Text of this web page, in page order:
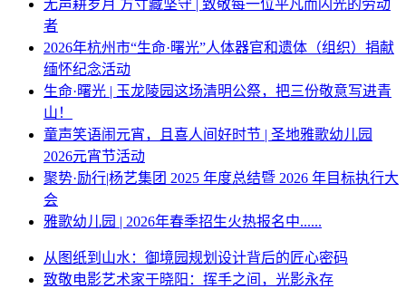
无声耕岁月 方寸藏坚守 | 致敬每一位平凡而闪光的劳动
者
2026年杭州市“生命·曙光”人体器官和遗体（组织）捐献
缅怀纪念活动
生命·曙光 | 玉龙陵园这场清明公祭，把三份敬意写进青
山！
童声笑语闹元宵，且喜人间好时节 | 圣地雅歌幼儿园
2026元宵节活动
聚势·励行|杨艺集团 2025 年度总结暨 2026 年目标执行大
会
雅歌幼儿园 | 2026年春季招生火热报名中......
从图纸到山水：御境园规划设计背后的匠心密码
致敬电影艺术家于晓阳：挥手之间，光影永存